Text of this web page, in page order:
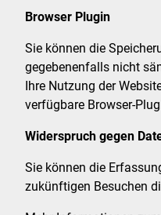
Browser Plugin
Sie können die
gegebenenfalls nicht
Ihre Nutzung der
verfügbare Browser-
Widerspruch gegen
Sie können die
zukünftigen Besuchen